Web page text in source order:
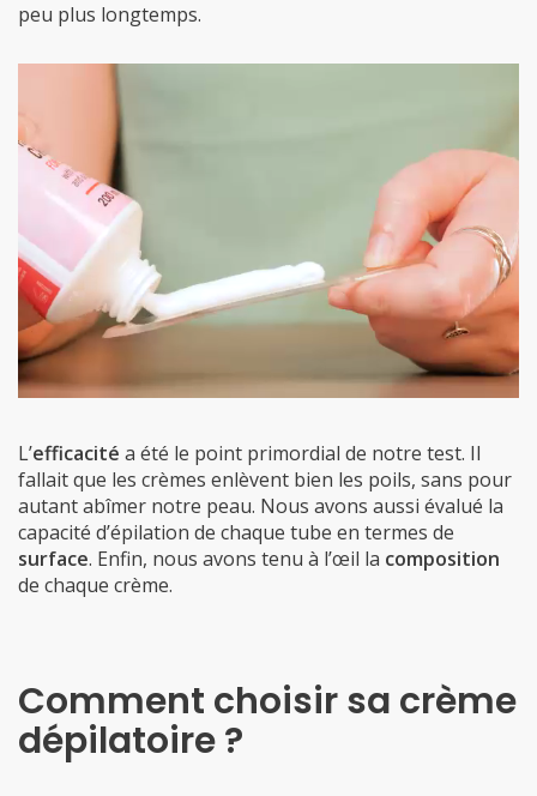
peu plus longtemps.
L’efficacité a été le point primordial de notre test. Il
fallait que les crèmes enlèvent bien les poils, sans pour
autant abîmer notre peau. Nous avons aussi évalué la
capacité d’épilation de chaque tube en termes de
surface. Enfin, nous avons tenu à l’œil la composition
de chaque crème.
Comment choisir sa crème
dépilatoire ?